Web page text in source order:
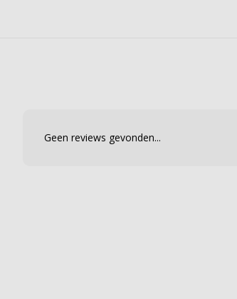
Geen reviews gevonden...